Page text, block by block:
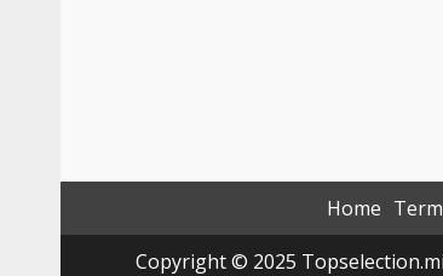
Home
Copyright © 2025